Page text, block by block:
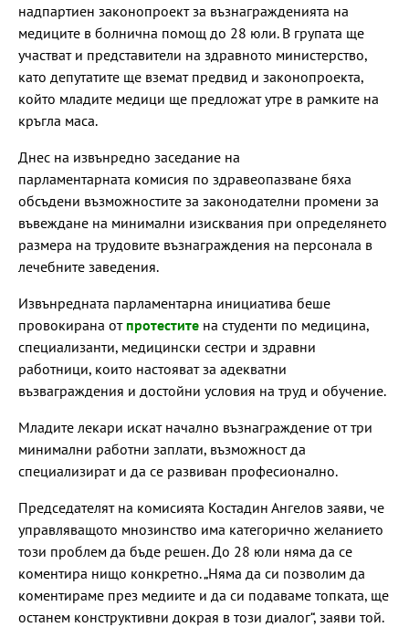
надпартиен законопроект за възнагражденията на
медиците в болнична помощ до 28 юли. В групата ще
участват и представители на здравното министерство,
като депутатите ще вземат предвид и законопроекта,
който младите медици ще предложат утре в рамките на
кръгла маса.
Днес на извънредно заседание на
парламентарната комисия по здравеопазване бяха
обсъдени възможностите за законодателни промени за
въвеждане на минимални изисквания при определянето
размера на трудовите възнаграждения на персонала в
лечебните заведения.
Извънредната парламентарна инициатива беше
провокирана отпротестите на студенти по медицина,
специализанти, медицински сестри и здравни
работници, които настояват за адекватни
възваграждения и достойни условия на труд и обучение.
Младите лекари искат начално възнаграждение от три
минимални работни заплати, възможност да
специализират и да се развиван професионално.
Председателят на комисията Костадин Ангелов заяви, че
управляващото мнозинство има категорично желанието
този проблем да бъде решен. До 28 юли няма да се
коментира нищо конкретно. „Няма да си позволим да
коментираме през медиите и да си подаваме топката, ще
останем конструктивни докрая в този диалог“, заяви той.